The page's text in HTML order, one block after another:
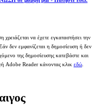
χρειάζεται να έχετε εγκαταστήσει την
δεν εμφανίζεται η δημοσίευση ή δεν
της δημοσίευσης κατεβάστε και
Adobe Reader κάνοντας κλικ εδώ.